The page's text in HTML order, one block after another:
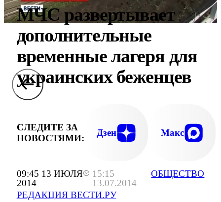
09:45 13 ИЮЛЯ
2014
15:15
13.07.2014
РЕДАКЦИЯ ВЕСТИ.РУ
ОБЩЕСТВО
МЧС развертывает
дополнительные
временные лагеря для
украинских беженцев
СЛЕДИТЕ ЗА
НОВОСТЯМИ:
Дзен Макс